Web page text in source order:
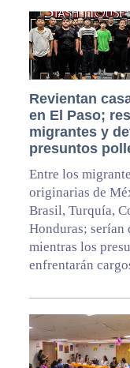
Revientan
en El Paso;
migrantes y
presuntos
Entre los
originarias de
Brasil, Turquía,
Honduras; serían
mientras los
enfrentarán